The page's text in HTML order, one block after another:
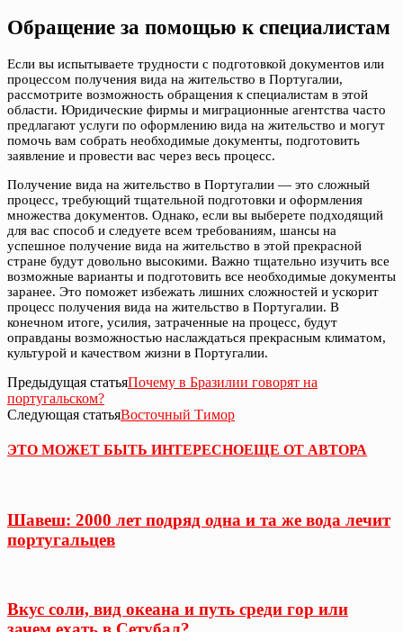
Обращение за помощью к специалистам
Если вы испытываете трудности с подготовкой документов или
процессом получения вида на жительство в Португалии,
рассмотрите возможность обращения к специалистам в этой
области. Юридические фирмы и миграционные агентства часто
предлагают услуги по оформлению вида на жительство и могут
помочь вам собрать необходимые документы, подготовить
заявление и провести вас через весь процесс.
Получение вида на жительство в Португалии — это сложный
процесс, требующий тщательной подготовки и оформления
множества документов. Однако, если вы выберете подходящий
для вас способ и следуете всем требованиям, шансы на
успешное получение вида на жительство в этой прекрасной
стране будут довольно высокими. Важно тщательно изучить все
возможные варианты и подготовить все необходимые документы
заранее. Это поможет избежать лишних сложностей и ускорит
процесс получения вида на жительство в Португалии. В
конечном итоге, усилия, затраченные на процесс, будут
оправданы возможностью наслаждаться прекрасным климатом,
культурой и качеством жизни в Португалии.
Предыдущая статьяПочему в Бразилии говорят на
португальском?
Следующая статьяВосточный Тимор
ЭТО МОЖЕТ БЫТЬ ИНТЕРЕСНОЕЩЕ ОТ АВТОРА
Шавеш: 2000 лет подряд одна и та же вода лечит
португальцев
Вкус соли, вид океана и путь среди гор или